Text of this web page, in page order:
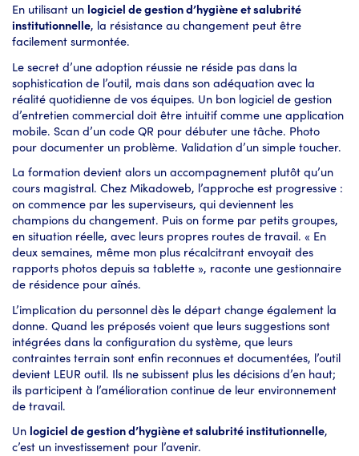
En utilisant un logiciel de gestion d’hygiène et salubrité
institutionnelle, la résistance au changement peut être
facilement surmontée.
Le secret d’une adoption réussie ne réside pas dans la
sophistication de l’outil, mais dans son adéquation avec la
réalité quotidienne de vos équipes. Un bon logiciel de gestion
d’entretien commercial doit être intuitif comme une application
mobile. Scan d’un code QR pour débuter une tâche. Photo
pour documenter un problème. Validation d’un simple toucher.
La formation devient alors un accompagnement plutôt qu’un
cours magistral. Chez Mikadoweb, l’approche est progressive :
on commence par les superviseurs, qui deviennent les
champions du changement. Puis on forme par petits groupes,
en situation réelle, avec leurs propres routes de travail. « En
deux semaines, même mon plus récalcitrant envoyait des
rapports photos depuis sa tablette », raconte une gestionnaire
de résidence pour aînés.
L’implication du personnel dès le départ change également la
donne. Quand les préposés voient que leurs suggestions sont
intégrées dans la configuration du système, que leurs
contraintes terrain sont enfin reconnues et documentées, l’outil
devient LEUR outil. Ils ne subissent plus les décisions d’en haut;
ils participent à l’amélioration continue de leur environnement
de travail.
Un logiciel de gestion d’hygiène et salubrité institutionnelle,
c’est un investissement pour l’avenir.